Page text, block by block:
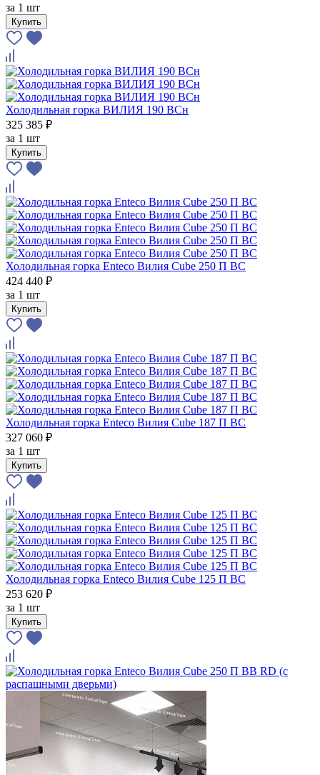
за 1 шт
Купить
Холодильная горка ВИЛИЯ 190 ВСн
325 385 ₽
за 1 шт
Купить
Холодильная горка Enteco Вилия Cube 250 П ВС
424 440 ₽
за 1 шт
Купить
Холодильная горка Enteco Вилия Cube 187 П ВС
327 060 ₽
за 1 шт
Купить
Холодильная горка Enteco Вилия Cube 125 П ВС
253 620 ₽
за 1 шт
Купить